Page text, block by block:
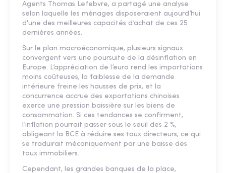
Agents Thomas Lefebvre, a partagé une analyse
selon laquelle les ménages disposeraient aujourd’hui
d'une des meilleures capacités d’achat de ces 25
dernières années.
Sur le plan macroéconomique, plusieurs signaux
convergent vers une poursuite de la désinflation en
Europe. L’appréciation de l’euro rend les importations
moins coûteuses, la faiblesse de la demande
intérieure freine les hausses de prix, et la
concurrence accrue des exportations chinoises
exerce une pression baissière sur les biens de
consommation. Si ces tendances se confirment,
l’inflation pourrait passer sous le seuil des 2 %,
obligeant la BCE à réduire ses taux directeurs, ce qui
se traduirait mécaniquement par une baisse des
taux immobiliers.
Cependant, les grandes banques de la place,